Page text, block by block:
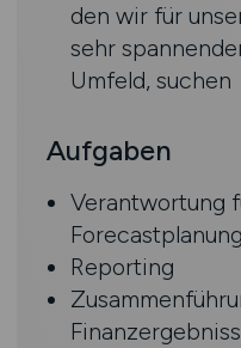
den wir für
sehr
Umfeld, suchen
Aufgaben
Verantwortung
Reporting